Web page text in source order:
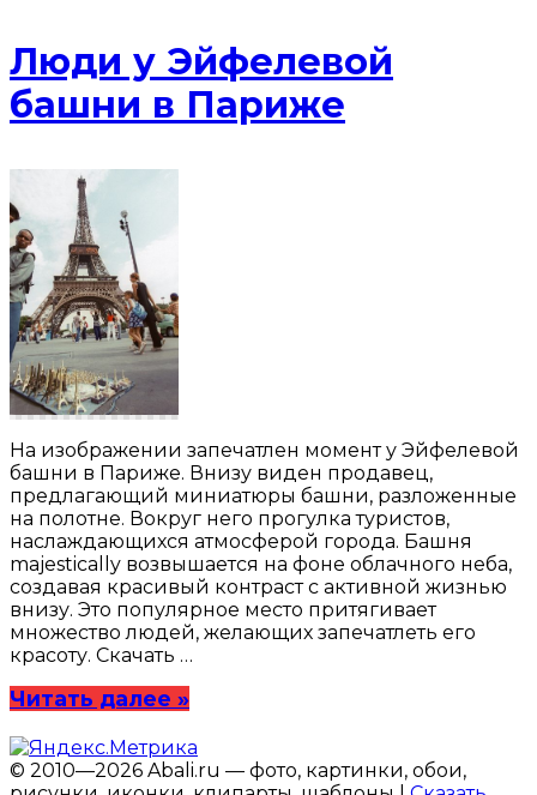
Люди у Эйфелевой
башни в Париже
На изображении запечатлен момент у Эйфелевой
башни в Париже. Внизу виден продавец,
предлагающий миниатюры башни, разложенные
на полотне. Вокруг него прогулка туристов,
наслаждающихся атмосферой города. Башня
majestically возвышается на фоне облачного неба,
создавая красивый контраст с активной жизнью
внизу. Это популярное место притягивает
множество людей, желающих запечатлеть его
красоту. Скачать …
Читать далее »
© 2010—2026 Abali.ru — фото, картинки, обои,